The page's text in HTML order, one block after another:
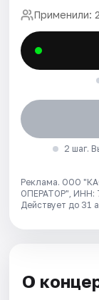
Применили:
2 шаг.
Реклама. ООО
ОПЕРАТОР", ИНН:
Действует до 31
О